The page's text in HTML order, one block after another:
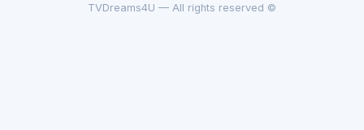
© TVDreams4U — All rights reserved